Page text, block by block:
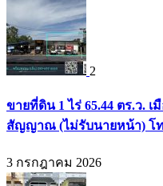
2
ขายที่ดิน 1 ไร่ 65.44 ตร.ว. เ
สัญญาณ (ไม่รับนายหน้า) โท
3 กรกฎาคม 2026